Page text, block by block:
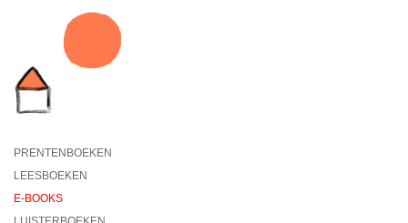
PRENTENBOEKEN
LEESBOEKEN
E-BOOKS